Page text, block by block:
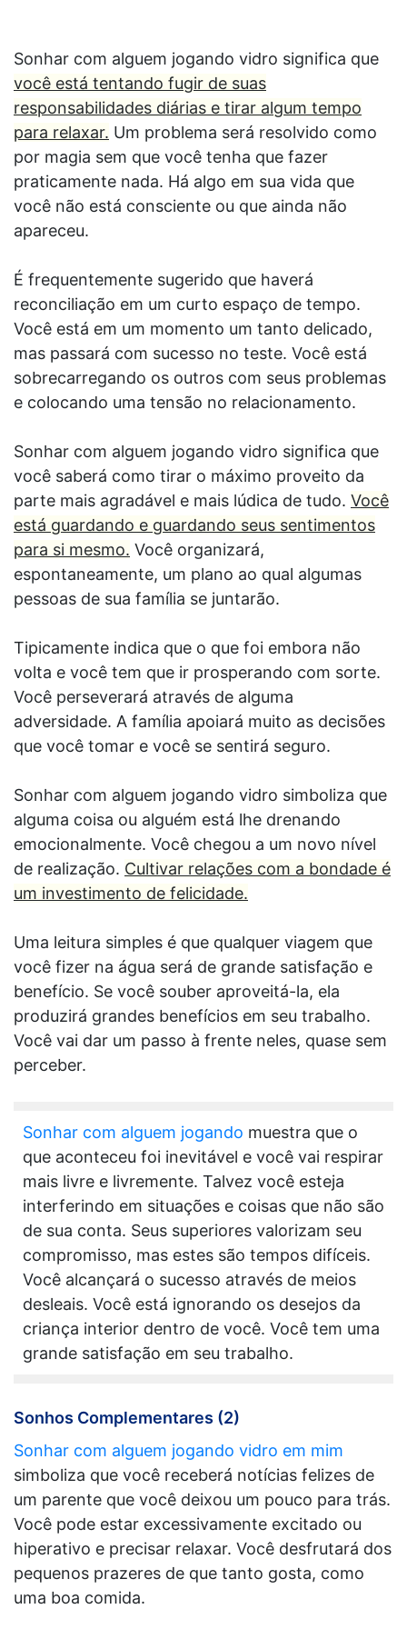
Sonhar com alguem jogando vidro significa que
você está tentando fugir de suas
responsabilidades diárias e tirar algum tempo
para relaxar. Um problema será resolvido como
por magia sem que você tenha que fazer
praticamente nada. Há algo em sua vida que
você não está consciente ou que ainda não
apareceu.
É frequentemente sugerido que haverá
reconciliação em um curto espaço de tempo.
Você está em um momento um tanto delicado,
mas passará com sucesso no teste. Você está
sobrecarregando os outros com seus problemas
e colocando uma tensão no relacionamento.
Sonhar com alguem jogando vidro significa que
você saberá como tirar o máximo proveito da
parte mais agradável e mais lúdica de tudo. Você
está guardando e guardando seus sentimentos
para si mesmo. Você organizará,
espontaneamente, um plano ao qual algumas
pessoas de sua família se juntarão.
Tipicamente indica que o que foi embora não
volta e você tem que ir prosperando com sorte.
Você perseverará através de alguma
adversidade. A família apoiará muito as decisões
que você tomar e você se sentirá seguro.
Sonhar com alguem jogando vidro simboliza que
alguma coisa ou alguém está lhe drenando
emocionalmente. Você chegou a um novo nível
de realização. Cultivar relações com a bondade é
um investimento de felicidade.
Uma leitura simples é que qualquer viagem que
você fizer na água será de grande satisfação e
benefício. Se você souber aproveitá-la, ela
produzirá grandes benefícios em seu trabalho.
Você vai dar um passo à frente neles, quase sem
perceber.
Sonhar com alguem jogando muestra que o
que aconteceu foi inevitável e você vai respirar
mais livre e livremente. Talvez você esteja
interferindo em situações e coisas que não são
de sua conta. Seus superiores valorizam seu
compromisso, mas estes são tempos difíceis.
Você alcançará o sucesso através de meios
desleais. Você está ignorando os desejos da
criança interior dentro de você. Você tem uma
grande satisfação em seu trabalho.
Sonhos Complementares (2)
Sonhar com alguem jogando vidro em mim
simboliza que você receberá notícias felizes de
um parente que você deixou um pouco para trás.
Você pode estar excessivamente excitado ou
hiperativo e precisar relaxar. Você desfrutará dos
pequenos prazeres de que tanto gosta, como
uma boa comida.